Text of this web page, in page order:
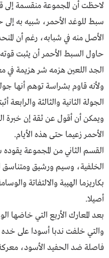
لاحظت أن المجموعة منقسمة إلى
سبط للوغد الأحمر، شبيه به
الأصل منه في شبابه، رغم أن
حاول السبط الأحمر أن يثبت
الجد اللعين هزمه شر هزيمة
ولأنه قاوم بشراسة توهم أنها
الجولة الثانية والثالثة
ويمكن أن أقول عن ثقة إن خبرة
الأحمر زعيما حتى هذه الأيام.
القسم الثاني من المجموعة
الخلفية، وسيم ورشيق
بكاريزما الهيبة والالتفاتة
أصيلا.
بعد المعارك الأربع التي خاضها
والتي خلفت ندبا أسودا على
فاصلة ضد الحفيد الأسود،